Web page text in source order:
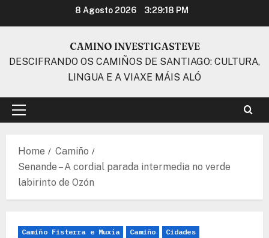
8 Agosto 2026 3:29:19 PM
CAMINO INVESTIGASTEVE
DESCIFRANDO OS CAMIÑOS DE SANTIAGO: CULTURA,
LINGUA E A VIAXE MÁIS ALÓ
Primary
Home
Camiño
Senande – A cordial parada intermedia no verde
labirinto de Ozón
Camiño Fisterra e Muxía Camiño Cidades